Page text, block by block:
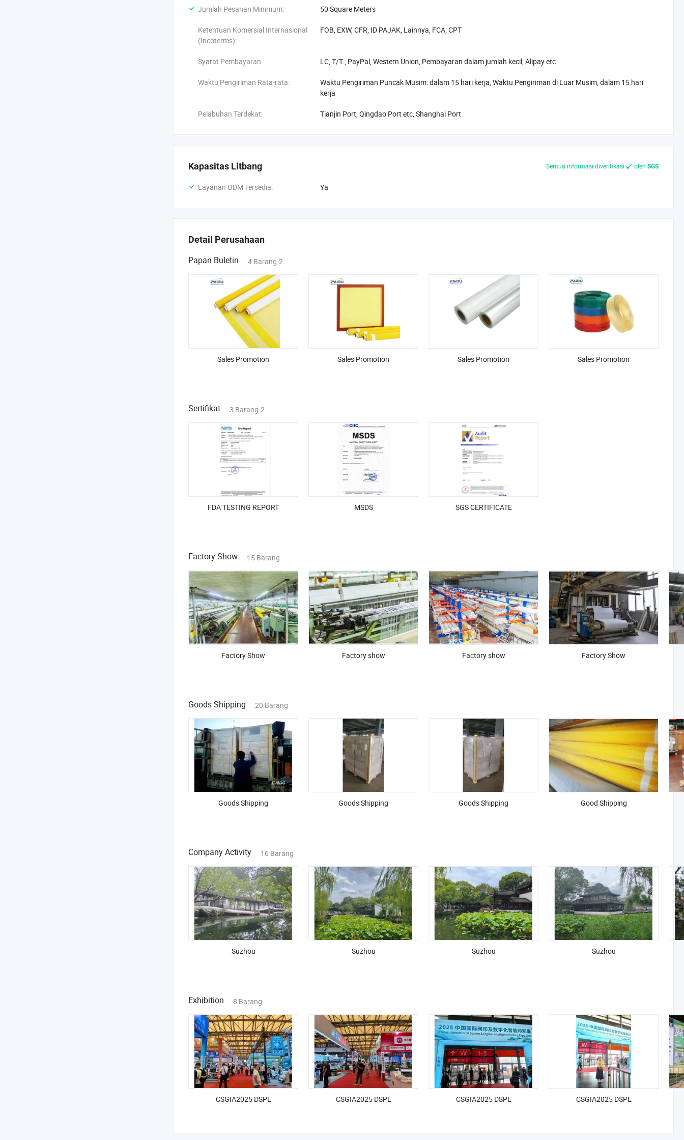
Jumlah Pesanan Minimum: 50 Square Meters
Ketentuan Komersial Internasional
(Incoterms):
FOB, EXW, CFR, ID PAJAK, Lainnya, FCA, CPT
Syarat Pembayaran: LC, T/T., PayPal, Western Union, Pembayaran dalam jumlah kecil, Alipay etc
Waktu Pengiriman Rata-rata:
Waktu Pengiriman Puncak Musim: dalam 15 hari kerja, Waktu Pengiriman di Luar Musim, dalam 15 hari
kerja
Pelabuhan Terdekat: Tianjin Port, Qingdao Port etc, Shanghai Port
Kapasitas Litbang Semua informasi diverifikasi oleh SGS
Layanan ODM Tersedia: Ya
Detail Perusahaan
Papan Buletin 4 Barang-2
Sales Promotion Sales Promotion Sales Promotion Sales Promotion
Sertifikat 3 Barang-2
FDA TESTING REPORT MSDS SGS CERTIFICATE
Factory Show 15 Barang
Factory Show Factory show Factory show Factory Show
Goods Shipping 20 Barang
Goods Shipping Goods Shipping Goods Shipping Good Shipping
Company Activity 16 Barang
Suzhou Suzhou Suzhou Suzhou
Exhibition 8 Barang
CSGIA2025 DSPE CSGIA2025 DSPE CSGIA2025 DSPE CSGIA2025 DSPE